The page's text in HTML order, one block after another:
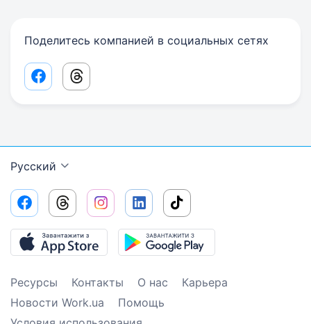
Поделитесь компанией в социальных сетях
Facebook share link
Threads share link
Русский
Ресурсы Контакты О нас
Карьера
Новости Work.ua
Помощь